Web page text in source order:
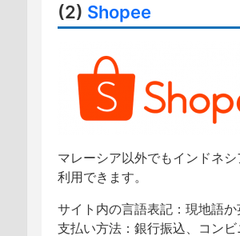
(2) Shopee
マレーシア以外でもインドネ
利用できます。
サイト内の言語表記：現地語
支払い方法：銀行振込、コン